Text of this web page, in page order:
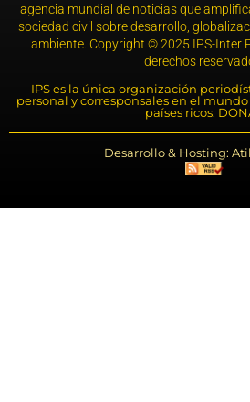
agencia mundial de noticias que
sociedad civil sobre desarrollo,
ambiente. Copyright © 2025 IPS-Inter
derechos
IPS es la única organización
personal y corresponsales en el
países ricos.
Desarrollo & Hosting: